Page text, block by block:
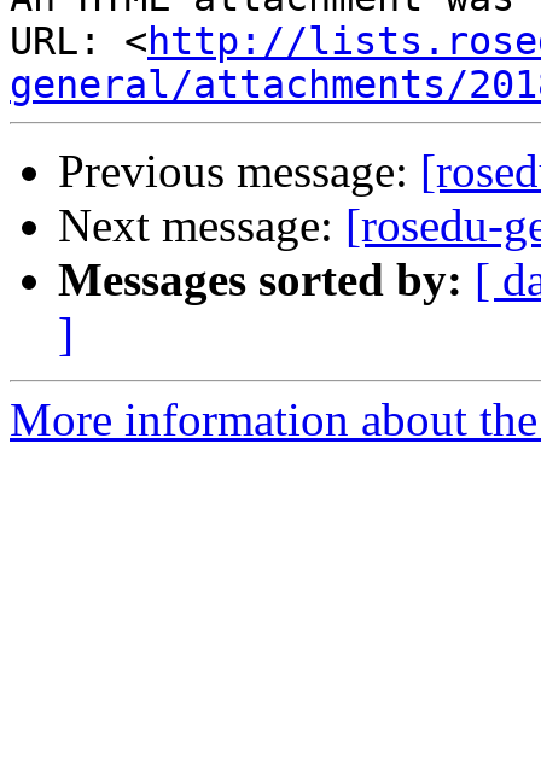
URL: <http://
general/attachments/
Previous message:
Next message: [rosedu-
Messages sorted by: [
]
More information about